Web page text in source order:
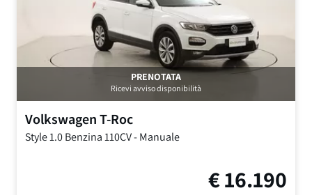
PRENOTATA
Ricevi avviso disponibilità
VolkswagenT-Roc
Style1.0 Benzina 110CV-Manuale
€16.190